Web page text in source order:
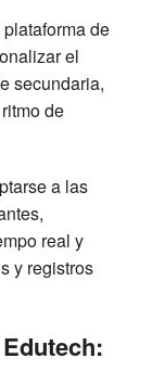
de
el
secundaria,
de
a las
real y
y registros